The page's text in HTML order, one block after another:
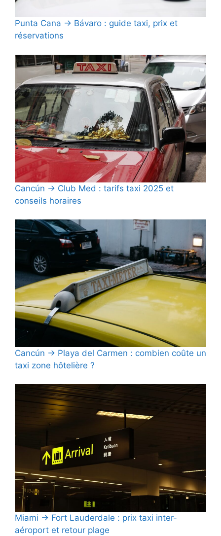
Punta Cana → Bávaro : guide taxi, prix et
réservations
Cancún → Club Med : tarifs taxi 2025 et
conseils horaires
Cancún → Playa del Carmen : combien coûte un
taxi zone hôtelière ?
Miami → Fort Lauderdale : prix taxi inter-
aéroport et retour plage